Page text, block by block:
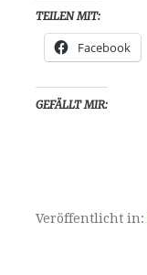
TEILEN MIT:
Facebook
GEFÄLLT MIR:
Veröffentlicht in: